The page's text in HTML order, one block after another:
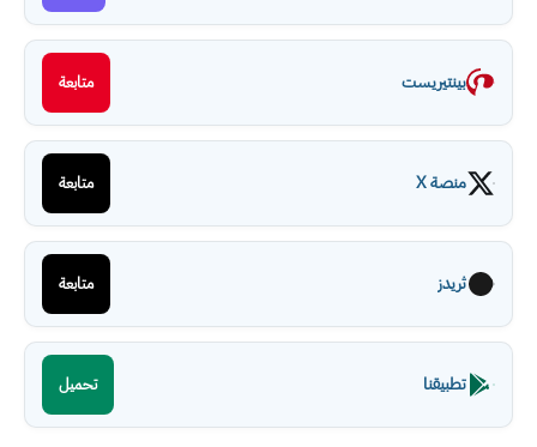
بينتيريست متابعة
منصة X متابعة
ثريدز متابعة
تطبيقنا تحميل